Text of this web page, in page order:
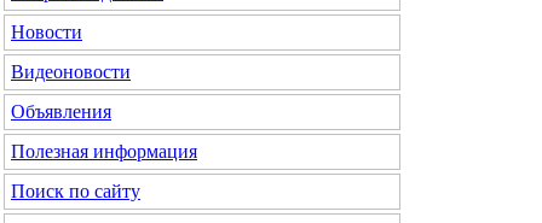
Новости
Видеоновости
Объявления
Полезная информация
Поиск по сайту